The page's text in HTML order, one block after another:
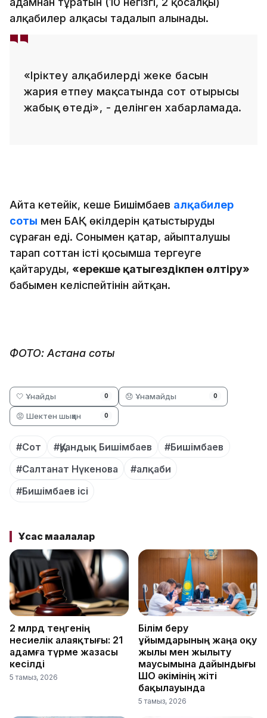
алқабилер алқасы таңдалып алынады.
«Іріктеу алқабилердің жеке басын
жария етпеу мақсатында сот отырысы
жабық өтеді», - делінген хабарламада.
Айта кетейік, кеше Бишімбаев алқабилер
соты мен БАҚ өкілдерін қатыстыруды
сұраған еді. Сонымен қатар, айыпталушы
тарап соттан істі қосымша тергеуге
қайтаруды, «ерекше қатыгездікпен өлтіру»
бабымен келіспейтінін айтқан.
ФОТО: Астана соты
🤍 Ұнайды 0 😞 Ұнамайды 0
😡 Шектен шыққан 0
#Сот #Қуандық Бишімбаев
#Бишімбаев
#Салтанат Нүкенова
#алқаби
#Бишімбаев ісі
Ұқсас мақалалар
2 млрд теңгенің
несиелік алаяқтығы: 21
адамға түрме жазасы
кесілді
5 тамыз, 2026
Білім беру
ұйымдарының жаңа оқу
жылы мен жылыту
маусымына дайындығы
ШҚО әкімінің жіті
бақылауында
5 тамыз, 2026